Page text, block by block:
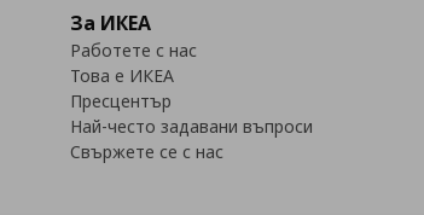
За ИКЕА
Работете с нас
Това е ИКЕА
Пресцентър
Най-често задавани въпроси
Свържете се с нас